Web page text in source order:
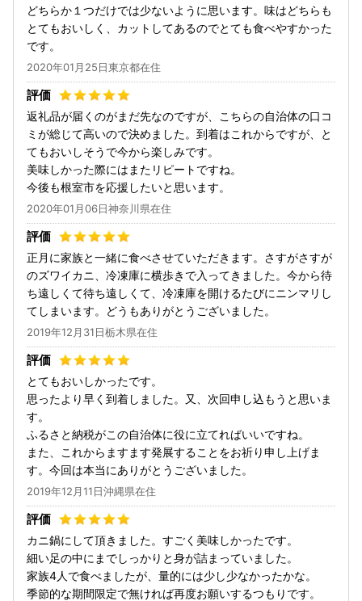
どちらか１つだけでは少ないように思います。味はどちらも
とてもおいしく、カットしてあるのでとても食べやすかった
です。
2020年01月25日東京都在住
返礼品が届くのがまだ先なのですが、こちらの自治体の口コ
ミが総じて高いので決めました。到着はこれからですが、と
てもおいしそうで今から楽しみです。
美味しかった際にはまたリピートですね。
今後も根室市を応援したいと思います。
2020年01月06日神奈川県在住
正月に家族と一緒に食べさせていただきます。さすがさすが
のズワイカニ、冷凍庫に横歩きで入ってきました。今から待
ち遠しくて待ち遠しくて、冷凍庫を開けるたびにニンマリし
てしまいます。どうもありがとうございました。
2019年12月31日栃木県在住
とてもおいしかったです。
思ったより早く到着しました。又、次回申し込もうと思いま
す。
ふるさと納税がこの自治体に役に立てればいいですね。
また、これからますます発展することをお祈り申し上げま
す。今回は本当にありがとうございました。
2019年12月11日沖縄県在住
カニ鍋にして頂きました。すごく美味しかったです。
細い足の中にまでしっかりと身が詰まっていました。
家族4人で食べましたが、量的には少し少なかったかな。
季節的な期間限定で無ければ再度お願いするつもりです。